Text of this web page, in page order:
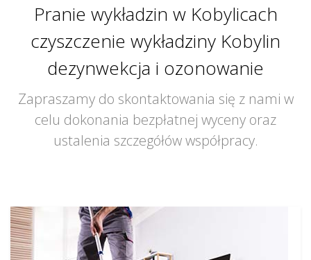
Pranie wykładzin w Kobylicach
czyszczenie wykładziny Kobylin
dezynwekcja i ozonowanie
Zapraszamy do skontaktowania się z nami w
celu dokonania bezpłatnej wyceny oraz
ustalenia szczegółów współpracy.